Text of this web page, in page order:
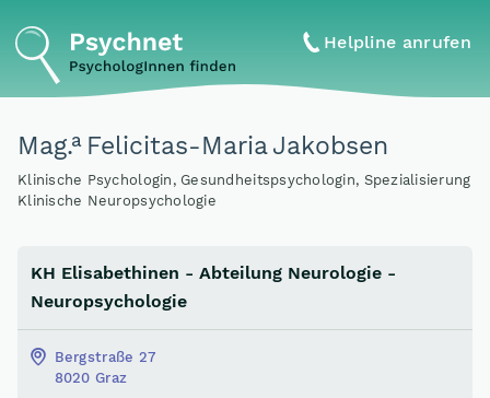
Helpline anrufen
Mag.aFelicitas-Maria Jakobsen
Klinische Psychologin, Gesundheitspsychologin, Spezialisierung
Klinische Neuropsychologie
KH Elisabethinen - Abteilung Neurologie -
Neuropsychologie
Bergstraße 27
8020 Graz